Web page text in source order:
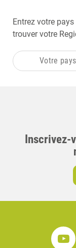
Entrez votre
trouver votre
Inscrivez-